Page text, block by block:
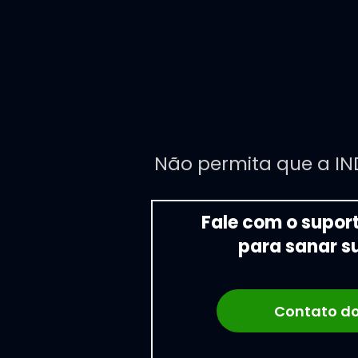
Não permita que a
Fale com o
para sanar
Contato